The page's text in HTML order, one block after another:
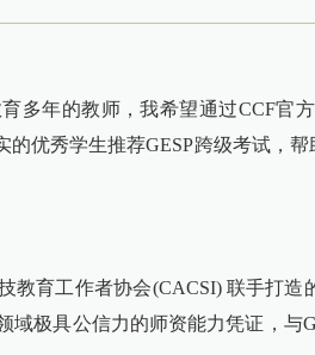
多年的教师，我希望通过CCF官
优秀学生推荐GESP跨级考试，
教育工作者协会(CACSI) 联手打
极具公信力的师资能力凭证，